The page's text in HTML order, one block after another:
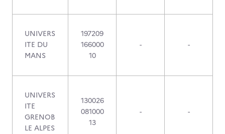
UNIVERS
ITE DU
MANS
197209
166000
10
- -
UNIVERS
ITE
GRENOB
LE ALPES
130026
081000
13
- -